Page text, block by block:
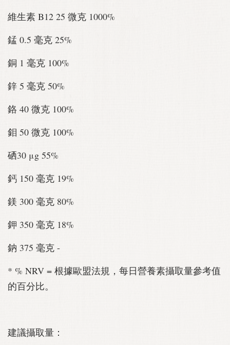
維生素 B12 25 微克 1000%
錳 0.5 毫克 25%
銅 1 毫克 100%
鋅 5 毫克 50%
鉻 40 微克 100%
鉬 50 微克 100%
硒30 μg 55%
鈣 150 毫克 19%
鎂 300 毫克 80%
鉀 350 毫克 18%
鈉 375 毫克 -
* % NRV = 根據歐盟法規，每日營養素攝取量參考值
的百分比。
建議攝取量：